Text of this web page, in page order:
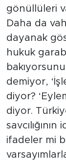
gönüllüleri
Daha da
dayanak
hukuk
demiyor,
diyor?
diyor.
ifadeler mi